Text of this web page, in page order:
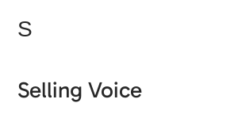
S
Selling Voice